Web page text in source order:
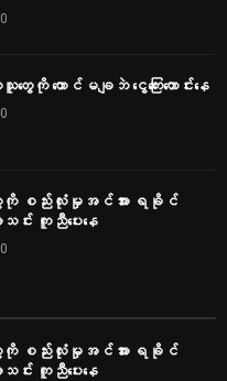
0
ကို ထောင်မချဘဲ ငွေကြေးတောင်းနေ
0
စည်းလုံးမှုအင်အား ရခိုင်
း ကူညီပေးနေ
0
စည်းလုံးမှုအင်အား ရခိုင်
း ကူညီပေးနေ